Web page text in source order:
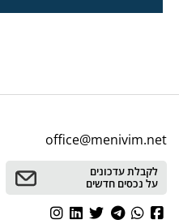
office@menivim.net
לקבלת עדכונים
על נכסים חדשים